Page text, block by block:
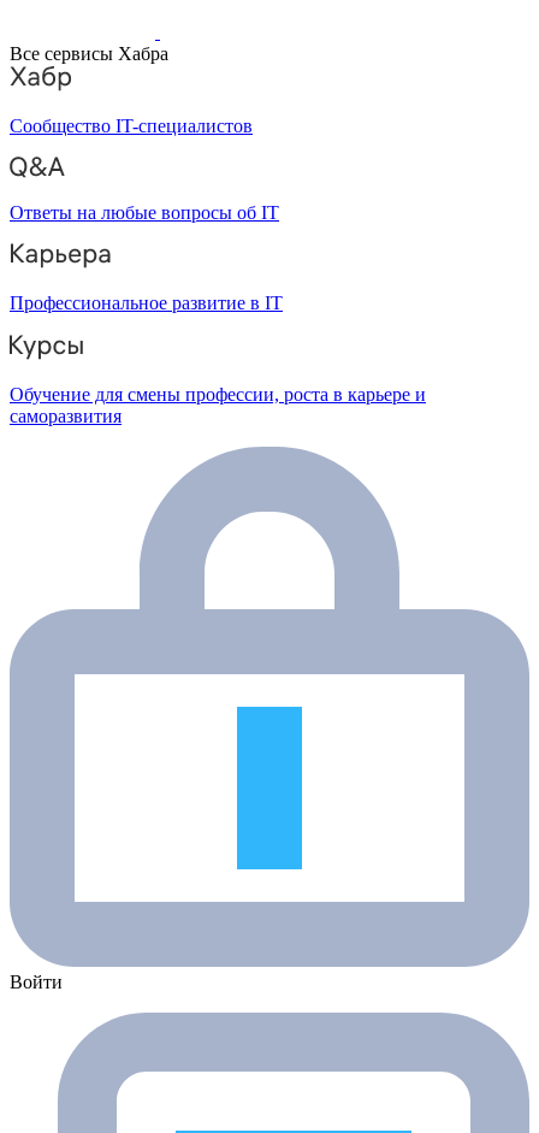
Все сервисы Хабра
Сообщество IT-специалистов
Ответы на любые вопросы об IT
Профессиональное развитие в IT
Обучение для смены профессии, роста в карьере и
саморазвития
Войти